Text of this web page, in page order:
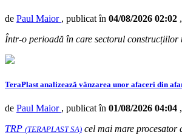
de Paul Maior , publicat în 04/08/2026 02:02
Într-o perioadă în care sectorul construcțiilor
TeraPlast analizează vânzarea unor afaceri din
de Paul Maior , publicat în 01/08/2026 04:04
TRP (TERAPLAST SA) cel mai mare procesator